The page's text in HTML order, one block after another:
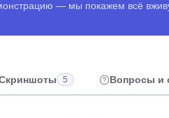
— мы покажем всё
5 Вопросы и